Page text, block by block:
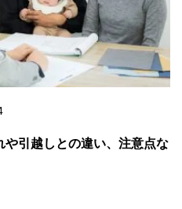
引越しとの違い、注意点な